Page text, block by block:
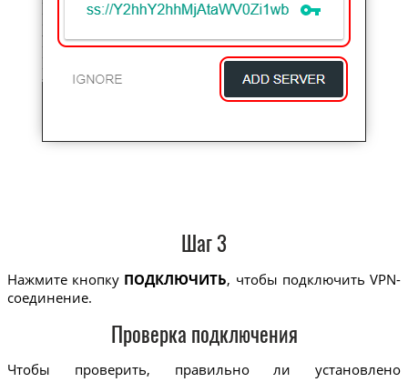
Шаг 3
Нажмите кнопку ПОДКЛЮЧИТЬ, чтобы подключить VPN-
соединение.
Проверка подключения
Чтобы проверить, правильно ли установлено